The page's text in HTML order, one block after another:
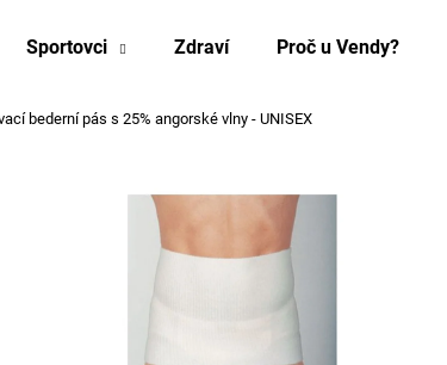
Sportovci Zdraví Proč u Vendy?
bederní pás s 25% angorské vlny - UNISEX
Co potřebujete najít?
HLEDAT